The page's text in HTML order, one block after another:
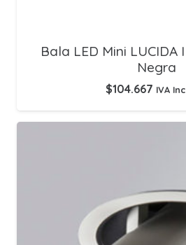
Bala LED Mini LUCIDA
Negra
$104.667 IVA